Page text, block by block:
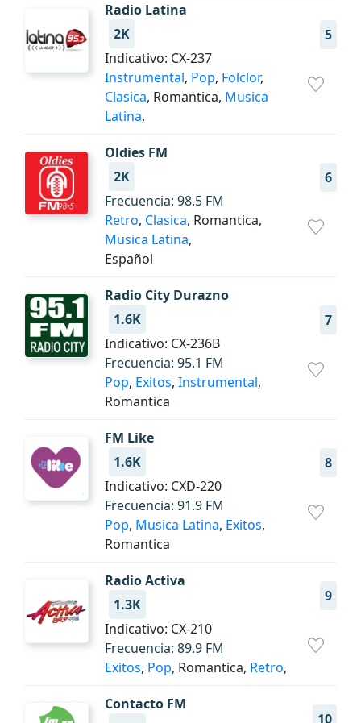
Radio Latina
5
2K
Indicativo: CX-237
Instrumental, Pop, Folclor,
Clasica, Romantica, Musica
Latina,
Oldies FM
6
2K
Frecuencia: 98.5 FM
Retro, Clasica, Romantica,
Musica Latina,
Español
Radio City Durazno
7
1.6K
Indicativo: CX-236B
Frecuencia: 95.1 FM
Pop, Exitos, Instrumental,
Romantica
FM Like
8
1.6K
Indicativo: CXD-220
Frecuencia: 91.9 FM
Pop, Musica Latina, Exitos,
Romantica
Radio Activa
9
1.3K
Indicativo: CX-210
Frecuencia: 89.9 FM
Exitos, Pop, Romantica, Retro,
Contacto FM
10